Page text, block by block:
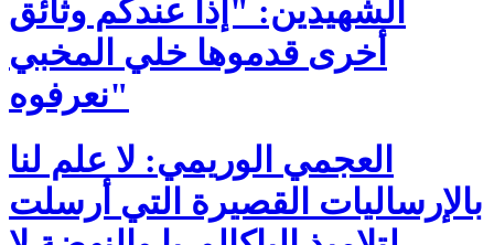
الشهيدين: "إذا عندكم وثائق
أخرى قدموها خلي المخبي
نعرفوه"
العجمي الوريمي: لا علم لنا
بالإرساليات القصيرة التي أرسلت